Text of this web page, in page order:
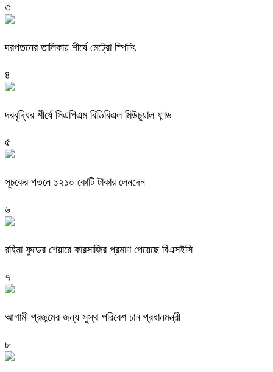
৩
দরপতনের তালিকায় শীর্ষে মেট্রো স্পিনিং
৪
দরবৃদ্ধির শীর্ষে সিএপিএম বিডিবিএল মিউচুয়াল ফান্ড
৫
সূচকের পতনে ১২১০ কোটি টাকার লেনদেন
৬
রহিমা ফুডের শেয়ারে কারসাজির প্রমাণ পেয়েছে বিএসইসি
৭
আগামী প্রজন্মের জন্য সুস্থ পরিবেশ চান প্রধানমন্ত্রী
৮